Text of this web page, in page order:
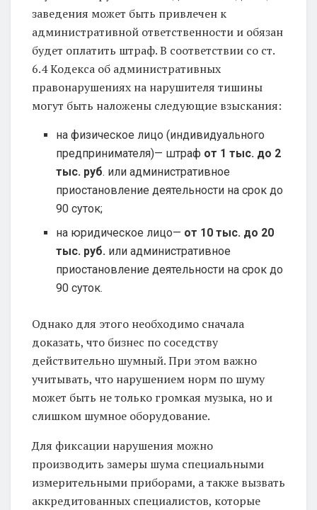
заведения может быть привлечен к
административной ответственности и обязан
будет оплатить штраф. В соответствии со ст.
6.4 Кодекса об административных
правонарушениях на нарушителя тишины
могут быть наложены следующие взыскания:
на физическое лицо (индивидуального
предпринимателя)— штраф от 1 тыс. до 2
тыс. руб. или административное
приостановление деятельности на срок до
90 суток;
на юридическое лицо— от 10 тыс. до 20
тыс. руб. или административное
приостановление деятельности на срок до
90 суток.
Однако для этого необходимо сначала
доказать, что бизнес по соседству
действительно шумный. При этом важно
учитывать, что нарушением норм по шуму
может быть не только громкая музыка, но и
слишком шумное оборудование.
Для фиксации нарушения можно
производить замеры шума специальными
измерительными приборами, а также вызвать
аккредитованных специалистов, которые